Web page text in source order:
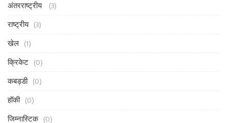
अंतरराष्ट्रीय (3)
राष्ट्रीय (3)
खेल (1)
क्रिकेट (0)
कबड्डी (0)
हॉकी (0)
जिम्नास्टिक (0)